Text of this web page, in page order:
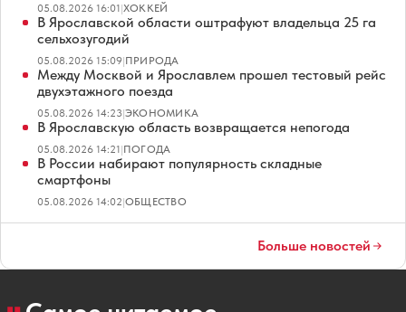
05.08.2026 16:01|ХОККЕЙ
В Ярославской области оштрафуют владельца 25 га
сельхозугодий
05.08.2026 15:09|ПРИРОДА
Между Москвой и Ярославлем прошел тестовый рейс
двухэтажного поезда
05.08.2026 14:23|ЭКОНОМИКА
В Ярославскую область возвращается непогода
05.08.2026 14:21|ПОГОДА
В России набирают популярность складные
смартфоны
05.08.2026 14:02|ОБЩЕСТВО
Больше новостей